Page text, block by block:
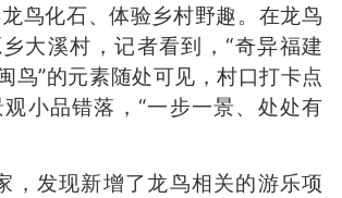
鸟化石、体验乡村野趣。在龙鸟
大溪村，记者看到，“奇异福建
鸟”的元素随处可见，村口打卡点
小品错落，“一步一景、处处有
发现新增了龙鸟相关的游乐项